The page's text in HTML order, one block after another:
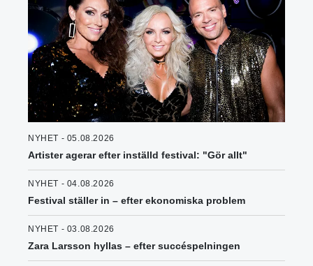
NYHET - 05.08.2026
Artister agerar efter inställd festival: "Gör allt"
NYHET - 04.08.2026
Festival ställer in – efter ekonomiska problem
NYHET - 03.08.2026
Zara Larsson hyllas – efter succéspelningen